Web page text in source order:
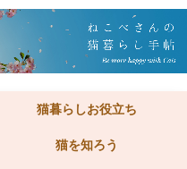
猫暮らしお役立ち
猫を知ろう